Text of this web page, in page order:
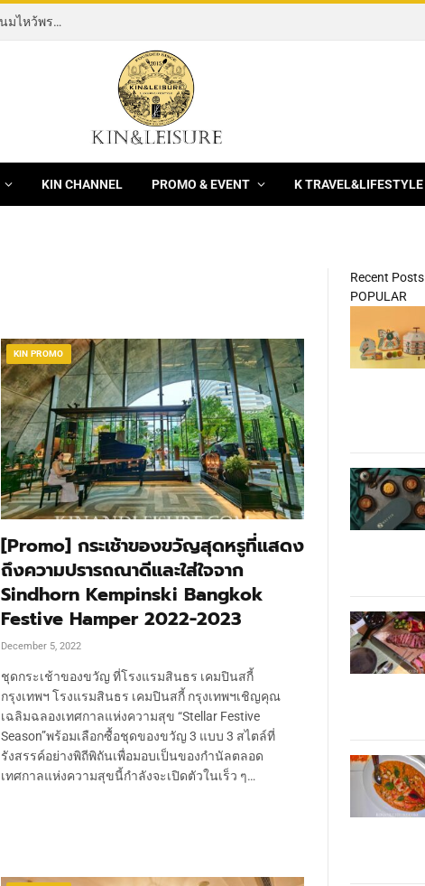
[News] THE ROCKING HORSE OF RESILIENCE คอลเลกชันขนมไหว้พระจันทร์ mooncake ประจำปี 2569 จากBanyan Tree Bangkok 1 สิงหาคม – 25 กันยายน 2569
KIN CHANNEL PROMO & EVENT K TRAVEL&LIFESTYLE
KIN PROMO
[Promo] กระเช้าของขวัญสุดหรูที่แสดง
ถึงความปรารถณาดีและใส่ใจจาก
Sindhorn Kempinski Bangkok
Festive Hamper 2022-2023
December 5, 2022
ชุดกระเช้าของขวัญ ที่โรงแรมสินธร เคมปินสกี้
กรุงเทพฯ โรงแรมสินธร เคมปินสกี้ กรุงเทพฯเชิญคุณ
เฉลิมฉลองเทศกาลแห่งความสุข “Stellar Festive
Season”พร้อมเลือกซื้อชุดของขวัญ 3 แบบ 3 สไตล์ที่
รังสรรค์อย่างพิถีพิถันเพื่อมอบเป็นของกำนัลตลอด
เทศกาลแห่งความสุขนี้กำลังจะเปิดตัวในเร็ว ๆ…
Recent Posts
POPULAR